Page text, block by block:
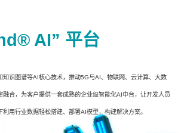
AI” 平台
知识图谱等AI核心技术，推动5G与AI、物联网、云计算、大数
融合，为客户提供一套成熟的企业级智能化AI中台，让开发人员
用行业数据轻松搭建、部署AI模型，构建解决方案。